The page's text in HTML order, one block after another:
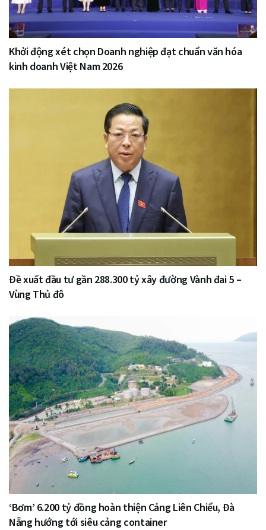
Khởi động xét chọn Doanh nghiệp đạt chuẩn văn hóa
kinh doanh Việt Nam 2026
Đề xuất đầu tư gần 288.300 tỷ xây đường Vành đai 5 –
Vùng Thủ đô
‘Bơm’ 6.200 tỷ đồng hoàn thiện Cảng Liên Chiểu, Đà
Nẵng hướng tới siêu cảng container